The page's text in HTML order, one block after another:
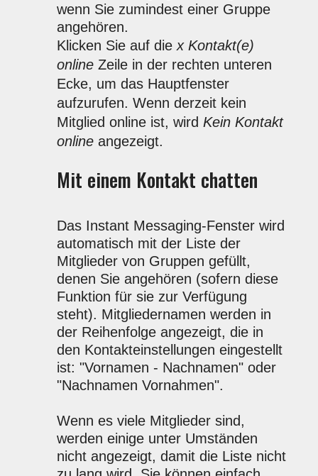
wenn Sie zumindest einer Gruppe
angehören.
Klicken Sie auf die x Kontakt(e)
online Zeile in der rechten unteren
Ecke, um das Hauptfenster
aufzurufen. Wenn derzeit kein
Mitglied online ist, wird Kein Kontakt
online angezeigt.
Mit einem Kontakt chatten
Das Instant Messaging-Fenster wird
automatisch mit der Liste der
Mitglieder von Gruppen gefüllt,
denen Sie angehören (sofern diese
Funktion für sie zur Verfügung
steht). Mitgliedernamen werden in
der Reihenfolge angezeigt, die in
den Kontakteinstellungen eingestellt
ist: "Vornamen - Nachnamen" oder
"Nachnamen Vornahmen".
Wenn es viele Mitglieder sind,
werden einige unter Umständen
nicht angezeigt, damit die Liste nicht